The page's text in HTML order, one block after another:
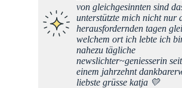
von gleichgesinnten sind
unterstützte mich nicht nur
herausfordernden tagen
welchem ort ich lebte ich
nahezu tägliche
newslichter~geniesserin
einem jahrzehnt
liebste grüsse katja 💛